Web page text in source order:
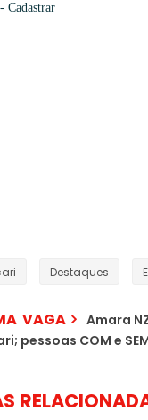
Cadastrar
Destaques
VAGA
Amara
pessoas COM e